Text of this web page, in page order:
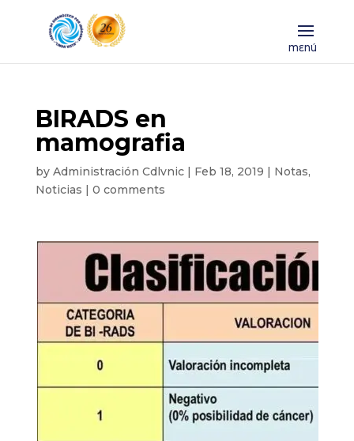
BIRADS en
mamografia
by Administración Cdlvnic| Feb 18, 2019 | Notas,
Noticias | 0 comments